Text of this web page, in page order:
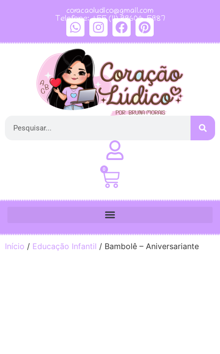
coracaoludico@gmail.com
Telefone: +55 (11) 99604-5987
0
Início / Educação Infantil / Bambolê – Aniversariante